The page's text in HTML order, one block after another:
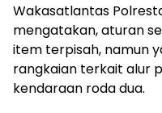
Wakasatlantas
mengatakan, aturan
item terpisah, namun
rangkaian terkait alur
kendaraan roda dua.